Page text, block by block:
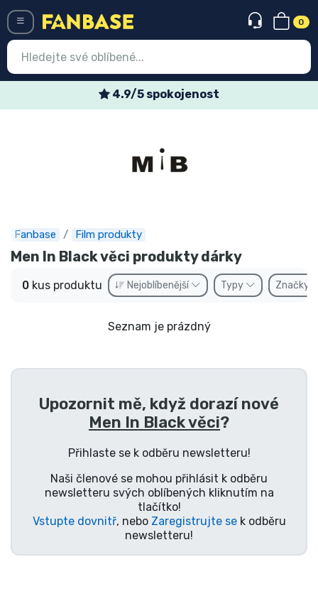
0
4.9/5 spokojenost
Fanbase Film produkty
Men In Black věci produkty dárky
0 kus produktu Nejoblíbenější Typy Značky
Seznam je prázdný
Upozornit mě, když dorazí nové
Men In Black věci?
Přihlaste se k odběru newsletteru!
Naši členové se mohou přihlásit k odběru
newsletteru svých oblíbených kliknutím na
tlačítko!
Vstupte dovnitř, nebo Zaregistrujte sek odběru
newsletteru!
Expresní doručení
Předobjednat
Outlet produkty
Doprava a platba
Seriálové věci
Filmové věci
Úžasné věci
Anime věci
Hráčské věci